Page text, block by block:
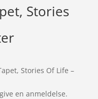
Stories
Stories Of Life –
en anmeldelse.